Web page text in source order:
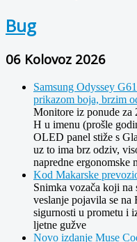
Bug
06 Kolovoz 2026
Samsung Odyssey
prikazom boja, brzim
Monitore iz ponude za
H u imenu (prošle
OLED panel stiže s
uz to ima brz odziv,
napredne ergonomske
Kod Makarske
Snimka vozača koji na
veslanje pojavila se na
sigurnosti u prometu i
ljetne gužve
Novo izdanje Muse